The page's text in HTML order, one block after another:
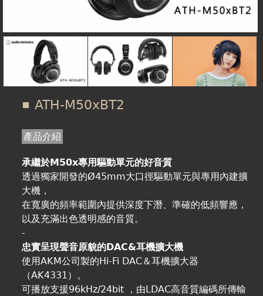
ATH-M50xBT2
產品介紹
承繼於M50x專用驅動單元的好音質
透過獨家開發的Ø45mm大口徑驅動單元與專用內建擴
大機，
在寬廣的頻率範圍內提供深度下潛、準確的低頻響應，
以及充滿出色透明感的音質。
-
忠實呈現聲音原貌的DAC&耳機擴大機
使用AKM公司製的Hi-Fi DAC＆耳機擴大器
（AK4331）。
可播放支援96kHz/24bit ，由LDAC高音質編碼所傳輸